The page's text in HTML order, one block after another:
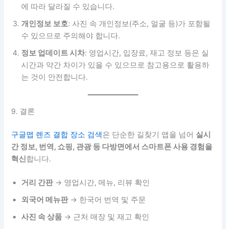
에 따라 달라질 수 있습니다.
개인정보 보호: 사진 속 개인정보(주소, 얼굴 등)가 포함될
수 있으므로 주의해야 합니다.
정보 업데이트 시차: 영업시간, 입장료, 재고 정보 등은 실
시간과 약간 차이가 있을 수 있으므로 참고용으로 활용하
는 것이 안전합니다.
9. 결론
구글맵 렌즈 결합 장소 검색은 단순한 길찾기 앱을 넘어 실시
간 정보, 번역, 쇼핑, 관광 등 다방면에서 스마트폰 사용 경험을
혁신합니다.
거리 간판→ 영업시간, 메뉴, 리뷰 확인
외국어 메뉴판→ 한국어 번역 및 주문
사진 속 상품 → 근처 매장 및 재고 확인